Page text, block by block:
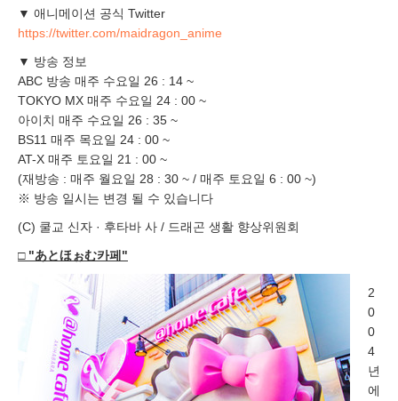
▼ 애니메이션 공식 Twitter
https://twitter.com/maidragon_anime
▼ 방송 정보
ABC 방송 매주 수요일 26 : 14 ~
TOKYO MX 매주 수요일 24 : 00 ~
아이치 매주 수요일 26 : 35 ~
BS11 매주 목요일 24 : 00 ~
AT-X 매주 토요일 21 : 00 ~
(재방송 : 매주 월요일 28 : 30 ~ / 매주 토요일 6 : 00 ~)
※ 방송 일시는 변경 될 수 있습니다
(C) 쿨교 신자 · 후타바 사 / 드래곤 생활 향상위원회
□ "あとほぉむ카페"
2
0
0
4
년
에